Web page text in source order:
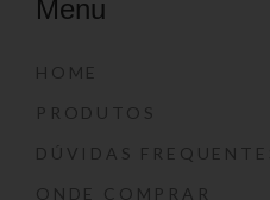
Menu
HOME
PRODUTOS
DÚVIDAS
ONDE COMPRAR